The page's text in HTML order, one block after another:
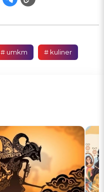
# umkm # kuliner